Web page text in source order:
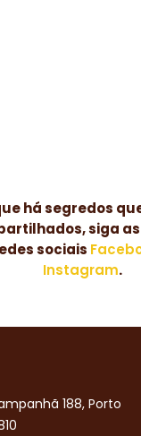
há segredos
siga
sociais
Instagram.
188, Porto